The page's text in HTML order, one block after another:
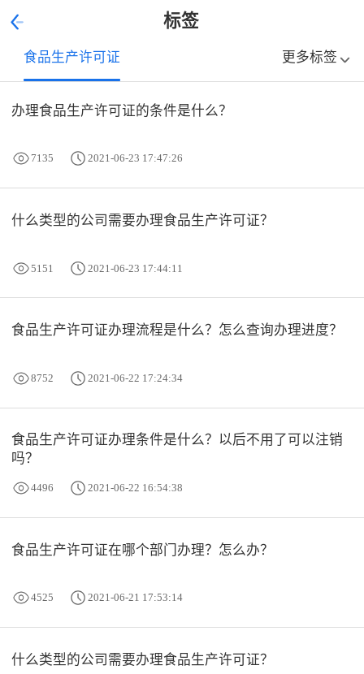
标签
食品生产许可证 更多标签
办理食品生产许可证的条件是什么？
7135 2021-06-23 17:47:26
什么类型的公司需要办理食品生产许可证？
5151 2021-06-23 17:44:11
食品生产许可证办理流程是什么？怎么查询办理进度？
8752 2021-06-22 17:24:34
食品生产许可证办理条件是什么？以后不用了可以注销
吗？
4496 2021-06-22 16:54:38
食品生产许可证在哪个部门办理？怎么办？
4525 2021-06-21 17:53:14
什么类型的公司需要办理食品生产许可证？